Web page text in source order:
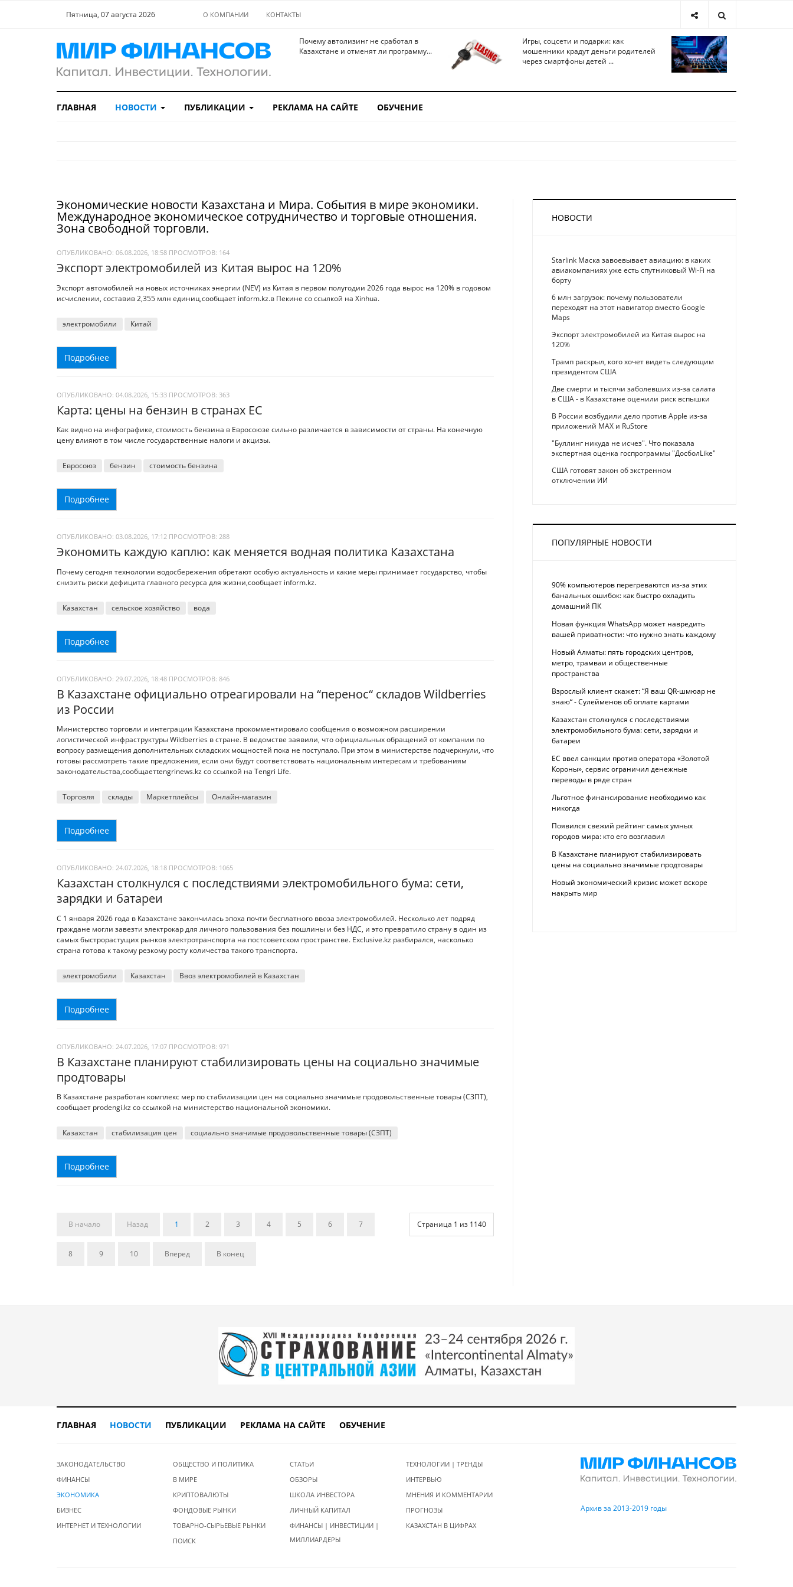
Пятница, 07 августа 2026 О КОМПАНИИ КОНТАКТЫ
Почему автолизинг не сработал в
Казахстане и отменят ли программу...
Игры, соцсети и подарки: как
мошенники крадут деньги родителей
через смартфоны детей ...
ГЛАВНАЯ НОВОСТИ ПУБЛИКАЦИИ РЕКЛАМА НА САЙТЕ ОБУЧЕНИЕ
Экономические новости Казахстана и Мира. События в мире экономики.
Международное экономическое сотрудничество и торговые отношения.
Зона свободной торговли.
ОПУБЛИКОВАНО: 06.08.2026, 18:58 ПРОСМОТРОВ: 164
Экспорт электромобилей из Китая вырос на 120%
Экспорт автомобилей на новых источниках энергии (NEV) из Китая в первом полугодии 2026 года вырос на 120% в годовом
исчислении, составив 2,355 млн единиц,сообщает inform.kz.в Пекине со ссылкой на Xinhua.
электромобили Китай
Подробнее
ОПУБЛИКОВАНО: 04.08.2026, 15:33 ПРОСМОТРОВ: 363
Карта: цены на бензин в странах ЕС
Как видно на инфографике, стоимость бензина в Евросоюзе сильно различается в зависимости от страны. На конечную
цену влияют в том числе государственные налоги и акцизы.
Евросоюз бензин стоимость бензина
Подробнее
ОПУБЛИКОВАНО: 03.08.2026, 17:12 ПРОСМОТРОВ: 288
Экономить каждую каплю: как меняется водная политика Казахстана
Почему сегодня технологии водосбережения обретают особую актуальность и какие меры принимает государство, чтобы
снизить риски дефицита главного ресурса для жизни,сообщает inform.kz.
Казахстан сельское хозяйство вода
Подробнее
ОПУБЛИКОВАНО: 29.07.2026, 18:48 ПРОСМОТРОВ: 846
В Казахстане официально отреагировали на “перенос“ складов Wildberries
из России
Министерство торговли и интеграции Казахстана прокомментировало сообщения о возможном расширении
логистической инфраструктуры Wildberries в стране. В ведомстве заявили, что официальных обращений от компании по
вопросу размещения дополнительных складских мощностей пока не поступало. При этом в министерстве подчеркнули, что
готовы рассмотреть такие предложения, если они будут соответствовать национальным интересам и требованиям
законодательства,сообщаетtengrinews.kz со ссылкой на Tengri Life.
Торговля склады Маркетплейсы Онлайн-магазин
Подробнее
ОПУБЛИКОВАНО: 24.07.2026, 18:18 ПРОСМОТРОВ: 1065
Казахстан столкнулся с последствиями электромобильного бума: сети,
зарядки и батареи
С 1 января 2026 года в Казахстане закончилась эпоха почти бесплатного ввоза электромобилей. Несколько лет подряд
граждане могли завезти электрокар для личного пользования без пошлины и без НДС, и это превратило страну в один из
самых быстрорастущих рынков электротранспорта на постсоветском пространстве. Exclusive.kz разбирался, насколько
страна готова к такому резкому росту количества такого транспорта.
электромобили Казахстан Ввоз электромобилей в Казахстан
Подробнее
ОПУБЛИКОВАНО: 24.07.2026, 17:07 ПРОСМОТРОВ: 971
В Казахстане планируют стабилизировать цены на социально значимые
продтовары
В Казахстане разработан комплекс мер по стабилизации цен на социально значимые продовольственные товары (СЗПТ),
сообщает prodengi.kz со ссылкой на министерство национальной экономики.
Казахстан стабилизация цен социально значимые продовольственные товары (СЗПТ)
Подробнее
Страница 1 из 1140
В начало Назад 1 2 3 4 5 6 7
8 9 10 Вперед В конец
НОВОСТИ
Starlink Маска завоевывает авиацию: в каких
авиакомпаниях уже есть спутниковый Wi-Fi на
борту
6 млн загрузок: почему пользователи
переходят на этот навигатор вместо Google
Maps
Экспорт электромобилей из Китая вырос на
120%
Трамп раскрыл, кого хочет видеть следующим
президентом США
Две смерти и тысячи заболевших из-за салата
в США - в Казахстане оценили риск вспышки
В России возбудили дело против Apple из-за
приложений MAX и RuStore
"Буллинг никуда не исчез". Что показала
экспертная оценка госпрограммы "ДосболLike"
США готовят закон об экстренном
отключении ИИ
ПОПУЛЯРНЫЕ НОВОСТИ
90% компьютеров перегреваются из-за этих
банальных ошибок: как быстро охладить
домашний ПК
Новая функция WhatsApp может навредить
вашей приватности: что нужно знать каждому
Новый Алматы: пять городских центров,
метро, трамваи и общественные
пространства
Взрослый клиент скажет: “Я ваш QR-шмюар не
знаю“ - Сулейменов об оплате картами
Казахстан столкнулся с последствиями
электромобильного бума: сети, зарядки и
батареи
ЕС ввел санкции против оператора «Золотой
Короны», сервис ограничил денежные
переводы в ряде стран
Льготное финансирование необходимо как
никогда
Появился свежий рейтинг самых умных
городов мира: кто его возглавил
В Казахстане планируют стабилизировать
цены на социально значимые продтовары
Новый экономический кризис может вскоре
накрыть мир
ГЛАВНАЯ НОВОСТИ ПУБЛИКАЦИИ РЕКЛАМА НА САЙТЕ ОБУЧЕНИЕ
ЗАКОНОДАТЕЛЬСТВО
ФИНАНСЫ
ЭКОНОМИКА
БИЗНЕС
ИНТЕРНЕТ И ТЕХНОЛОГИИ
ОБЩЕСТВО И ПОЛИТИКА
В МИРЕ
КРИПТОВАЛЮТЫ
ФОНДОВЫЕ РЫНКИ
ТОВАРНО-СЫРЬЕВЫЕ РЫНКИ
ПОИСК
СТАТЬИ
ОБЗОРЫ
ШКОЛА ИНВЕСТОРА
ЛИЧНЫЙ КАПИТАЛ
ФИНАНСЫ | ИНВЕСТИЦИИ |
МИЛЛИАРДЕРЫ
ТЕХНОЛОГИИ | ТРЕНДЫ
ИНТЕРВЬЮ
МНЕНИЯ И КОММЕНТАРИИ
ПРОГНОЗЫ
КАЗАХСТАН В ЦИФРАХ
Архив за 2013-2019 годы